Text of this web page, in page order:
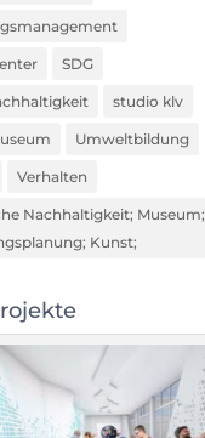
SDG
studio klv
Umweltbildung
Verhalten
Nachhaltigkeit; Museum;
Kunst;